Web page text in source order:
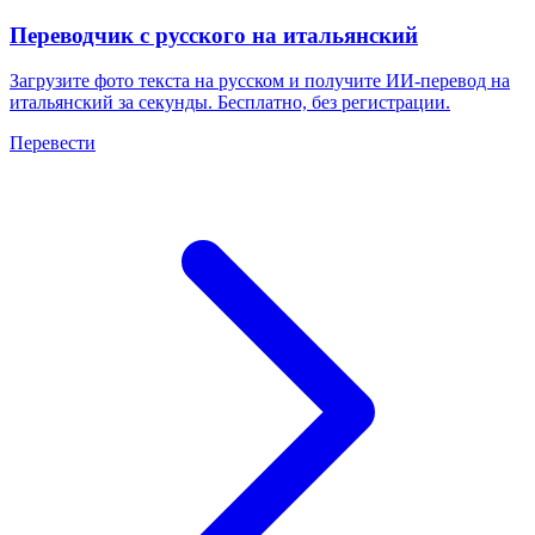
Переводчик с русского на итальянский
Загрузите фото текста на русском и получите ИИ-перевод на
итальянский за секунды. Бесплатно, без регистрации.
Перевести